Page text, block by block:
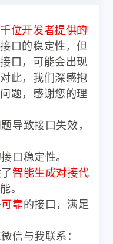
位开发者提供的
口的稳定性，但
口，可能会出现
此，我们深感抱
题，感谢您的理
导致接口失效，
口稳定性。
智能生成对接代
。
可靠的接口，满足
信与我联系：